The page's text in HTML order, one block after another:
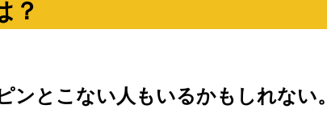
？
とこない人もいるかもしれない。